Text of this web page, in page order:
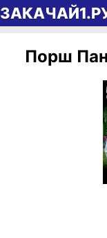
Перейти к
Порш